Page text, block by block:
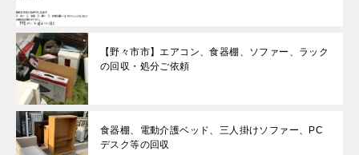
【野々市市】エアコン、食器棚、ソファー、ラック
の回収・処分ご依頼
食器棚、電動介護ベッド、三人掛けソファー、PC
デスク等の回収